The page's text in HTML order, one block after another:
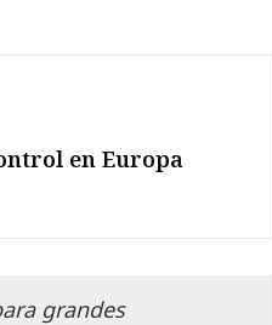
en Europa
grandes